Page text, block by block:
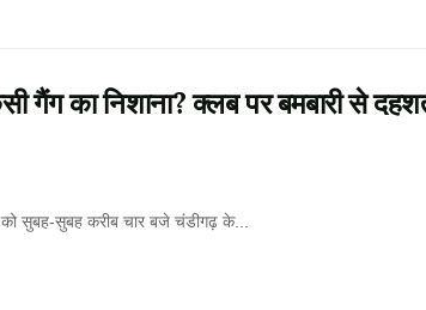
गैंग का निशाना? क्लब पर बमबारी से
सुबह-सुबह करीब चार बजे चंडीगढ़ के...